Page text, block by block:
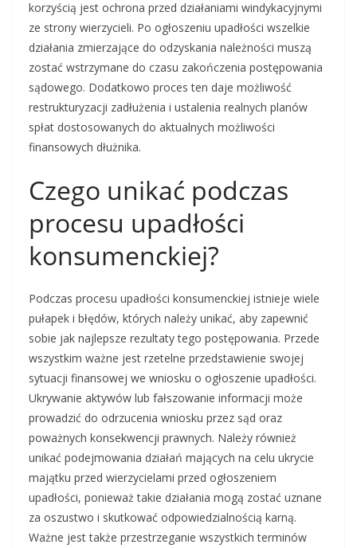
korzyścią jest ochrona przed działaniami windykacyjnymi
ze strony wierzycieli. Po ogłoszeniu upadłości wszelkie
działania zmierzające do odzyskania należności muszą
zostać wstrzymane do czasu zakończenia postępowania
sądowego. Dodatkowo proces ten daje możliwość
restrukturyzacji zadłużenia i ustalenia realnych planów
spłat dostosowanych do aktualnych możliwości
finansowych dłużnika.
Czego unikać podczas
procesu upadłości
konsumenckiej?
Podczas procesu upadłości konsumenckiej istnieje wiele
pułapek i błędów, których należy unikać, aby zapewnić
sobie jak najlepsze rezultaty tego postępowania. Przede
wszystkim ważne jest rzetelne przedstawienie swojej
sytuacji finansowej we wniosku o ogłoszenie upadłości.
Ukrywanie aktywów lub fałszowanie informacji może
prowadzić do odrzucenia wniosku przez sąd oraz
poważnych konsekwencji prawnych. Należy również
unikać podejmowania działań mających na celu ukrycie
majątku przed wierzycielami przed ogłoszeniem
upadłości, ponieważ takie działania mogą zostać uznane
za oszustwo i skutkować odpowiedzialnością karną.
Ważne jest także przestrzeganie wszystkich terminów